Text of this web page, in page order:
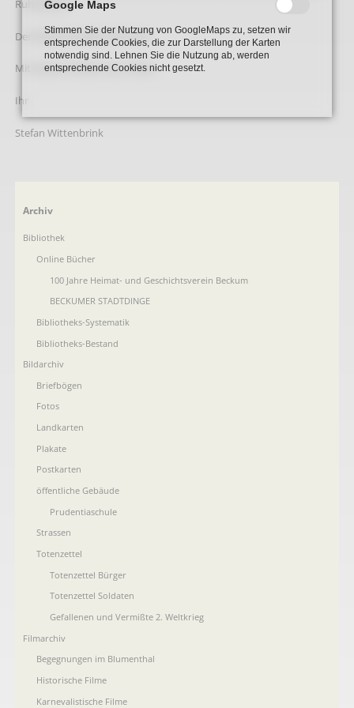
Ruhestand.
Der Eintritt ist wie immer frei.
Mit besten Grüßen aus Holter,
Ihr
Stefan Wittenbrink
Navigation
Archiv
Bibliothek
Online Bücher
100 Jahre Heimat- und Geschichtsverein Beckum
BECKUMER STADTDINGE
Bibliotheks-Systematik
Bibliotheks-Bestand
Bildarchiv
Briefbögen
Fotos
Landkarten
Plakate
Postkarten
öffentliche Gebäude
Prudentiaschule
Strassen
Totenzettel
Totenzettel Bürger
Totenzettel Soldaten
Gefallenen und Vermißte 2. Weltkrieg
Filmarchiv
Begegnungen im Blumenthal
Historische Filme
Karnevalistische Filme
Google Maps
Stimmen Sie der Nutzung von GoogleMaps zu, setzen wir
entsprechende Cookies, die zur Darstellung der Karten
notwendig sind. Lehnen Sie die Nutzung ab, werden
entsprechende Cookies nicht gesetzt.